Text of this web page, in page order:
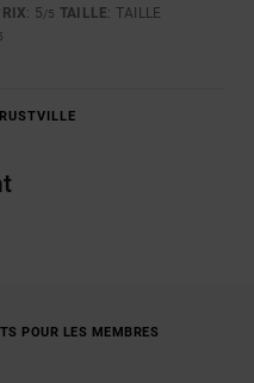
: 5/5 TAILLE: TAILLE
POUR LES MEMBRES